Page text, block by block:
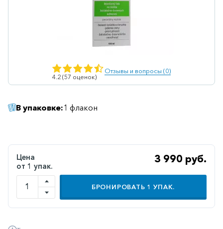
Гематологические
Гепатопротекторы
Дерматологические
Диабетические
Желудочно-
кишечные
4.2 (57 оценок)
Отзывы и вопросы (0)
В упаковке:1 флакон
Цена
от 1 упак.
3 990 руб.
БРОНИРОВАТЬ 1 УПАК.